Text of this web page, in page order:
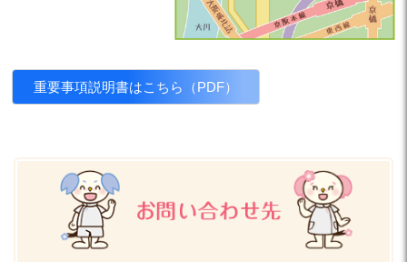
重要事項説明書はこちら（PDF）